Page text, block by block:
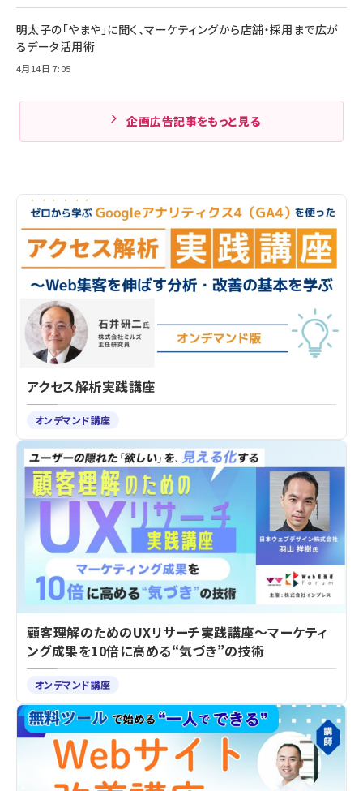
明太子の「やまや」に聞く、マーケティングから店舗・採用まで広が
るデータ活用術
4月14日 7:05
企画広告記事をもっと見る
アクセス解析実践講座
オンデマンド講座
顧客理解のためのUXリサーチ実践講座～マーケティ
ング成果を10倍に高める“気づき”の技術
オンデマンド講座